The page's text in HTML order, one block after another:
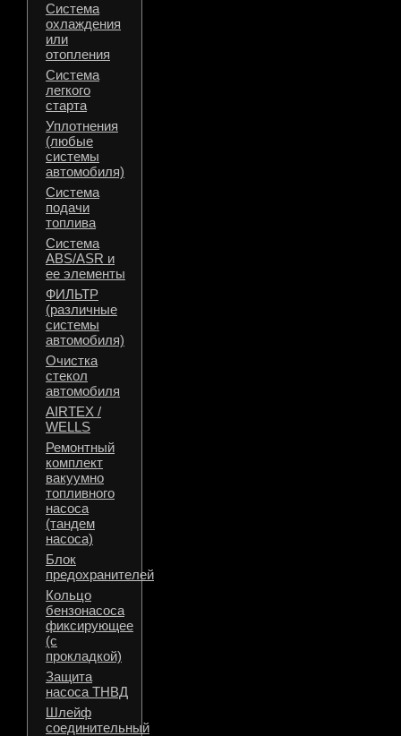
Система
охлаждения
или
отопления
Система
легкого
старта
Уплотнения
(любые
системы
автомобиля)
Система
подачи
топлива
Система
ABS/ASR и
ее элементы
ФИЛЬТР
(различные
системы
автомобиля)
Очистка
стекол
автомобиля
AIRTEX /
WELLS
Ремонтный
комплект
вакуумно
топливного
насоса
(тандем
насоса)
Блок
предохранителей
Кольцо
бензонасоса
фиксирующее
(с
прокладкой)
Защита
насоса ТНВД
Шлейф
соединительный